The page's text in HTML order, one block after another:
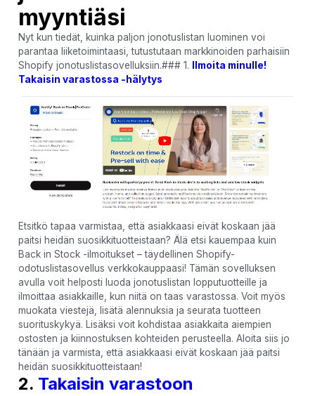
myyntiäsi
Nyt kun tiedät, kuinka paljon jonotuslistan luominen voi
parantaa liiketoimintaasi, tutustutaan markkinoiden parhaisiin
Shopify jonotuslistasovelluksiin.### 1.
Ilmoita minulle!
Takaisin varastossa -hälytys
Etsitkö tapaa varmistaa, että asiakkaasi eivät koskaan jää
paitsi heidän suosikkituotteistaan? Älä etsi kauempaa kuin
Back in Stock -ilmoitukset – täydellinen Shopify-
odotuslistasovellus verkkokauppaasi! Tämän sovelluksen
avulla voit helposti luoda jonotuslistan lopputuotteille ja
ilmoittaa asiakkaille, kun niitä on taas varastossa. Voit myös
muokata viestejä, lisätä alennuksia ja seurata tuotteen
suorituskykyä. Lisäksi voit kohdistaa asiakkaita aiempien
ostosten ja kiinnostuksen kohteiden perusteella. Aloita siis jo
tänään ja varmista, että asiakkaasi eivät koskaan jää paitsi
heidän suosikkituotteistaan!
2. Takaisin varastoon